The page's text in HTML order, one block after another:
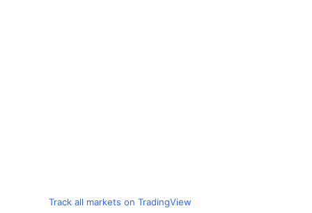
Track all markets on TradingView